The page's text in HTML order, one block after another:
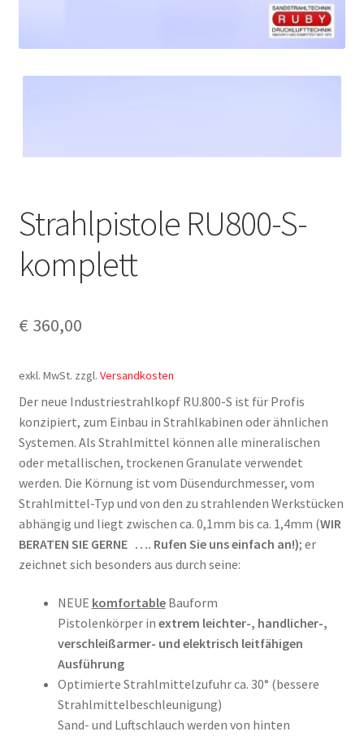
Strahlpistole RU800-S-
komplett
€ 360,00
exkl. MwSt. zzgl. Versandkosten
Der neue Industriestrahlkopf RU.800-S ist für Profis
konzipiert, zum Einbau in Strahlkabinen oder ähnlichen
Systemen. Als Strahlmittel können alle mineralischen
oder metallischen, trockenen Granulate verwendet
werden. Die Körnung ist vom Düsendurchmesser, vom
Strahlmittel-Typ und von den zu strahlenden Werkstücken
abhängig und liegt zwischen ca. 0,1mm bis ca. 1,4mm (WIR
BERATEN SIE GERNE …. Rufen Sie uns einfach an!); er
zeichnet sich besonders aus durch seine:
NEUE komfortableBauform
Pistolenkörper in extrem leichter-, handlicher-,
verschleißarmer- und elektrisch leitfähigen
Ausführung
Optimierte Strahlmittelzufuhr ca. 30° (bessere
Strahlmittelbeschleunigung)
Sand- und Luftschlauch werden von hinten